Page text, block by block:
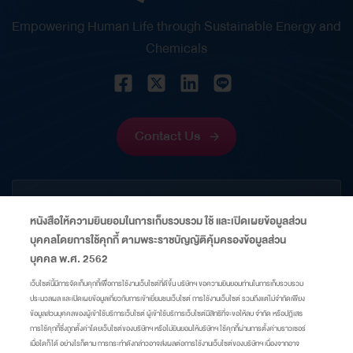
third consecutive year) Best Investor Relations
Company (for the fourth consecutive year) Best
recognitions reflect Thaioil’s strong leadership
and commitment to sustainable business growth.
They also reaffirm the Company’s excellence in
corporate governance while demonstrating its
communities, society, and the environment. These
achievements further strengthen the…
Empowering Human Life through Sustainable Energy and
Chemicals
Contact Us
CORPORATE
INFORMATION
LINKS
หนังสือให้ความยินยอมในการเก็บรวบรวม ใช้ และเปิดเผยข้อมูลส่วน
บุคคลโดยการใช้คุกกี้ ตามพระราชบัญญัติคุ้มครองข้อมูลส่วน
บุคคล พ.ศ. 2562
เว็บไซต์นี้มีการจัดเก็บคุกกี้เพื่อการใช้งานเว็บไซต์ที่ดีขึ้น บริษัทฯ ขอความยินยอมท่านในการเก็บรวบรวม
ประมวลผล และเปิดเผยข้อมูลเกี่ยวกับการเข้าเยี่ยมชมเว็บไซต์ การใช้งานเว็บไซต์ รวมถึงแต่ไม่จำกัดเพียง
ข้อมูลส่วนบุคคลของผู้เข้าใช้บริการเว็บไซต์ ผู้เข้าใช้บริการเว็บไซต์มีสิทธิที่จะขอให้ลบ จำกัด หรือปฏิเสธ
การใช้คุกกี้ซึ่งถูกตั้งค่าโดยเว็บไซต์ของบริษัทฯ หรือไม่ยินยอมให้บริษัทฯ ใช้คุกกี้ผ่านการตั้งค่าบราวเซอร์
เมื่อใดก็ได้ อย่างไรก็ตาม การกระทำดังกล่าวอาจส่งผลต่อการใช้งานเว็บไซต์ของบริษัทฯ เนื่องจากอาจ